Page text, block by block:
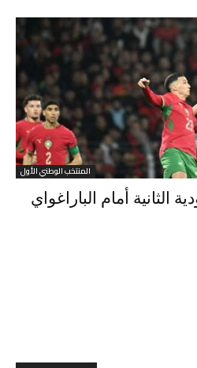
المنتخب الوطني الأول
الثانية أمام الباراغواي